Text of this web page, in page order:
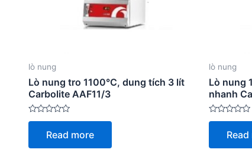
lò nung
Lò nung tro 1100°C, dung tích 3 lít
Carbolite AAF11/3
Rated
5
Read more
lò nung
Lò nung
nhanh
Rated
5